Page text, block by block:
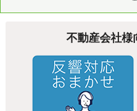
不動産会社様